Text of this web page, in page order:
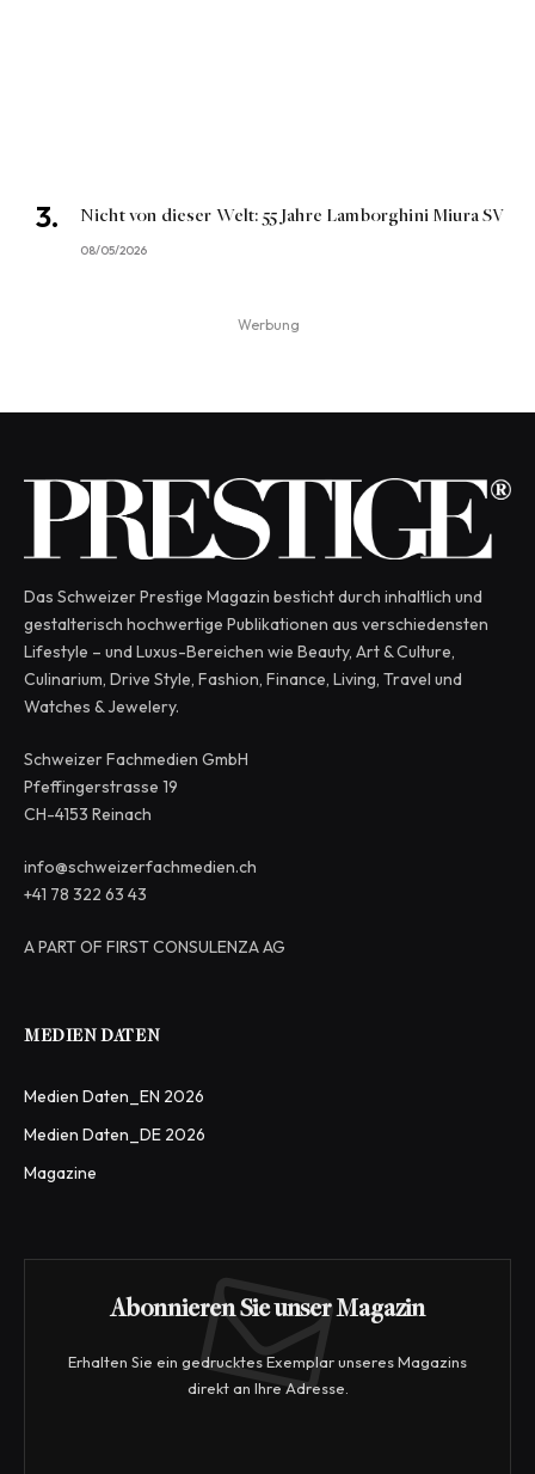
Nicht von dieser Welt: 55 Jahre Lamborghini Miura SV
08/05/2026
Werbung
Das Schweizer Prestige Magazin besticht durch inhaltlich und
gestalterisch hochwertige Publikationen aus verschiedensten
Lifestyle – und Luxus-Bereichen wie Beauty, Art & Culture,
Culinarium, Drive Style, Fashion, Finance, Living, Travel und
Watches & Jewelery.
Schweizer Fachmedien GmbH
Pfeffingerstrasse 19
CH-4153 Reinach
info@schweizerfachmedien.ch
+41 78 322 63 43
A PART OF FIRST CONSULENZA AG
MEDIEN DATEN
Medien Daten_EN 2026
Medien Daten_DE 2026
Magazine
Abonnieren Sie unser Magazin
Erhalten Sie ein gedrucktes Exemplar unseres Magazins
direkt an Ihre Adresse.